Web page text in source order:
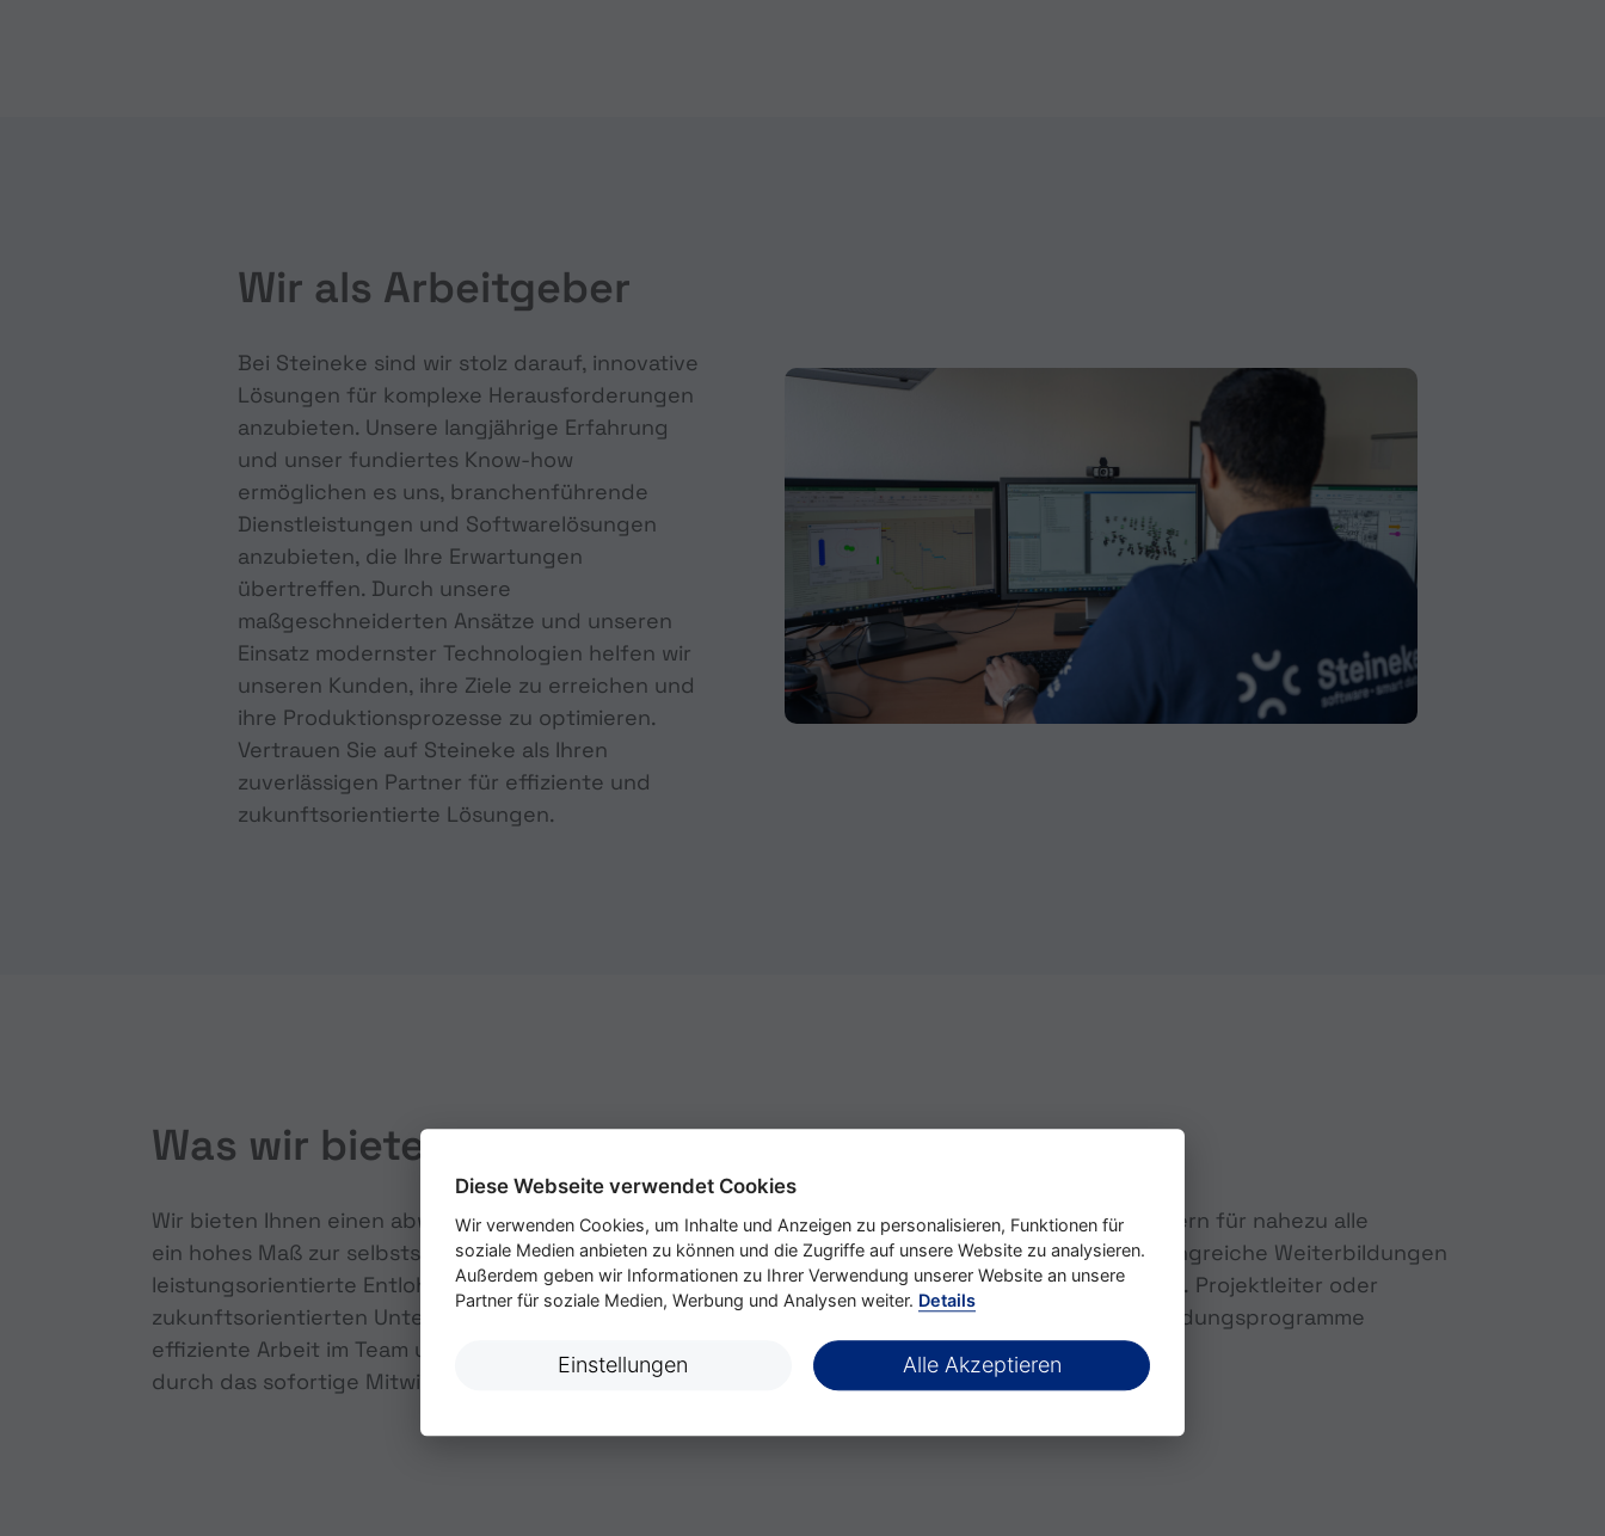
Wir als Arbeitgeber
Bei Steineke sind wir stolz darauf, innovative
Lösungen für komplexe Herausforderungen
anzubieten. Unsere langjährige Erfahrung
und unser fundiertes Know-how
ermöglichen es uns, branchenführende
Dienstleistungen und Softwarelösungen
anzubieten, die Ihre Erwartungen
übertreffen. Durch unsere
maßgeschneiderten Ansätze und unseren
Einsatz modernster Technologien helfen wir
unseren Kunden, ihre Ziele zu erreichen und
ihre Produktionsprozesse zu optimieren.
Vertrauen Sie auf Steineke als Ihren
zuverlässigen Partner für effiziente und
zukunftsorientierte Lösungen.
Was wir bieten
Wir bieten Ihnen einen abwechslungsreichen Arbeitsplatz,
ein hohes Maß zur selbstständigen Gestaltung,
leistungsorientierte Entlohnung und die Vorzüge eines
zukunftsorientierten Unternehmens, dazu eine angenehme
effiziente Arbeit im Team und eine intensive Einarbeitung
durch das sofortige Mitwirken in Projekten.
Auch bieten wir unseren Mitarbeitern für nahezu alle
Bereiche des Unternehmens umfangreiche Weiterbildungen
an. Für Aufstiegspositionen wie z.B. Projektleiter oder
Teamleiter haben wir eigene Ausbildungsprogramme
entwickelt.
Diese Webseite verwendet Cookies
Wir verwenden Cookies, um Inhalte und Anzeigen zu personalisieren, Funktionen für
soziale Medien anbieten zu können und die Zugriffe auf unsere Website zu analysieren.
Außerdem geben wir Informationen zu Ihrer Verwendung unserer Website an unsere
Partner für soziale Medien, Werbung und Analysen weiter. Details
Einstellungen Alle Akzeptieren